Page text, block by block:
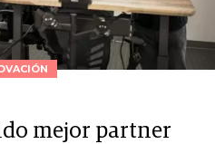
mejor partner